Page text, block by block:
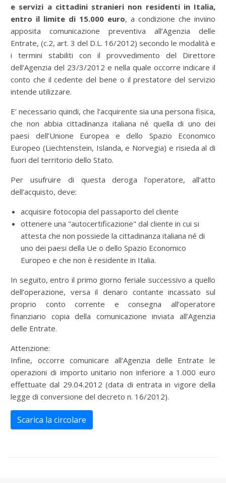
e servizi a cittadini stranieri non residenti in Italia,
entro il limite di 15.000 euro, a condizione che inviino
apposita comunicazione preventiva all’Agenzia delle
Entrate, (c.2, art. 3 del D.L. 16/2012) secondo le modalità e
i termini stabiliti con il provvedimento del Direttore
dell’Agenzia del 23/3/2012 e nella quale occorre indicare il
conto che il cedente del bene o il prestatore del servizio
intende utilizzare.
E’ necessario quindi, che l’acquirente sia una persona fisica,
che non abbia cittadinanza italiana né quella di uno dei
paesi dell’Unione Europea e dello Spazio Economico
Europeo (Liechtenstein, Islanda, e Norvegia) e risieda al di
fuori del territorio dello Stato.
Per usufruire di questa deroga l’operatore, all’atto
dell’acquisto, deve:
acquisire fotocopia del passaporto del cliente
ottenere una "autocertificazione" dal cliente in cui si
attesta che non possiede la cittadinanza italiana né di
uno dei paesi della Ue o dello Spazio Economico
Europeo e che non è residente in Italia.
In seguito, entro il primo giorno feriale successivo a quello
dell’operazione, versa il denaro contante incassato sul
proprio conto corrente e consegna all’operatore
finanziario copia della comunicazione inviata all’Agenzia
delle Entrate.
Attenzione:
Infine, occorre comunicare all’Agenzia delle Entrate le
operazioni di importo unitario non inferiore a 1.000 euro
effettuate dal 29.04.2012 (data di entrata in vigore della
legge di conversione del decreto n. 16/2012).
Scarica la circolare